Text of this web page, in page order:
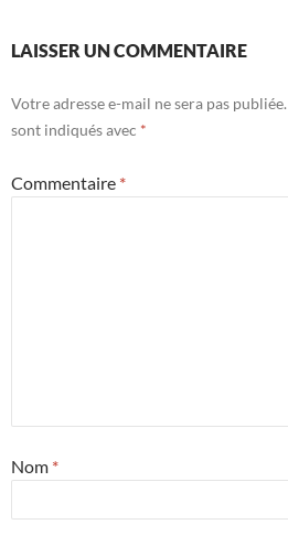
LAISSER UN COMMENTAIRE
Votre adresse e-mail ne sera pas publiée.
sont indiqués avec *
Commentaire *
Nom *